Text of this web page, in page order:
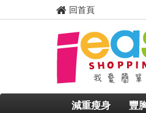
回首頁
減重瘦身 豐